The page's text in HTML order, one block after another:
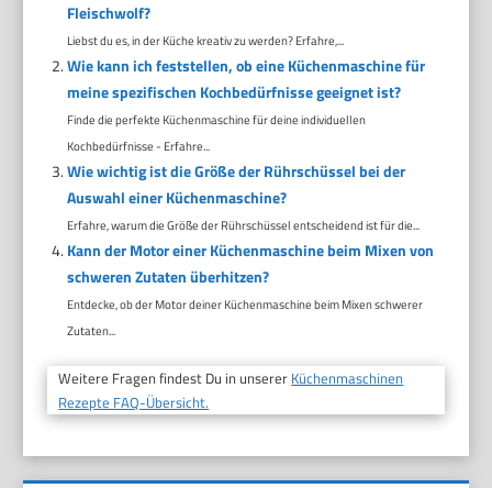
Fleischwolf?
Liebst du es, in der Küche kreativ zu werden? Erfahre,...
Wie kann ich feststellen, ob eine Küchenmaschine für
meine spezifischen Kochbedürfnisse geeignet ist?
Finde die perfekte Küchenmaschine für deine individuellen
Kochbedürfnisse - Erfahre...
Wie wichtig ist die Größe der Rührschüssel bei der
Auswahl einer Küchenmaschine?
Erfahre, warum die Größe der Rührschüssel entscheidend ist für die...
Kann der Motor einer Küchenmaschine beim Mixen von
schweren Zutaten überhitzen?
Entdecke, ob der Motor deiner Küchenmaschine beim Mixen schwerer
Zutaten...
Weitere Fragen findest Du in unserer Küchenmaschinen
Rezepte FAQ-Übersicht.